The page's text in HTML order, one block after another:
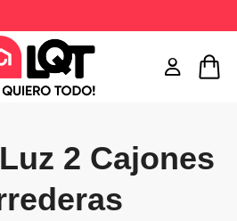
2 Cajones